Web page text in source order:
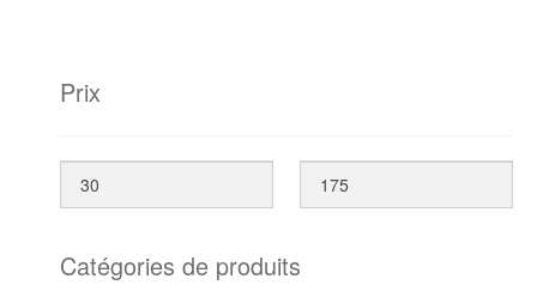
Prix
Catégories de produits